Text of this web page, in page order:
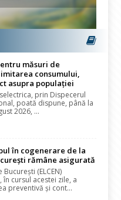
măsuri de
consumului,
asupra populației
prin Dispecerul
poată dispune, până la
2026, ...
în cogenerare de la
rămâne asigurată
(ELCEN)
în cursul acestei zile, a
preventivă și cont...